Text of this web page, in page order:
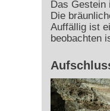
Das Gestein
Die
Auffällig ist
beobachten